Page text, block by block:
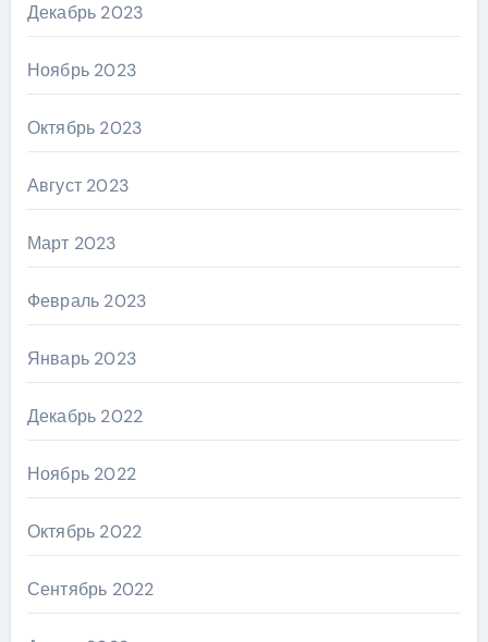
Декабрь 2023
Ноябрь 2023
Октябрь 2023
Август 2023
Март 2023
Февраль 2023
Январь 2023
Декабрь 2022
Ноябрь 2022
Октябрь 2022
Сентябрь 2022